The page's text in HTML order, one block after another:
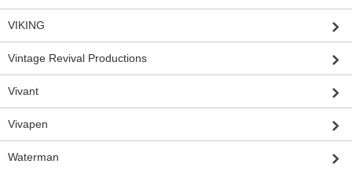
VIKING
Vintage Revival Productions
Vivant
Vivapen
Waterman